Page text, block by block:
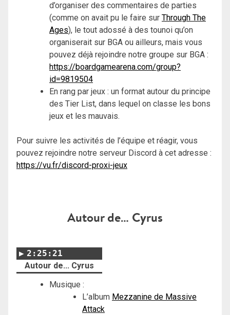
d’organiser des commentaires de parties
(comme on avait pu le faire sur Through The
Ages), le tout adossé à des tounoi qu’on
organiserait sur BGA ou ailleurs, mais vous
pouvez déjà rejoindre notre groupe sur BGA :
https://boardgamearena.com/group?
id=9819504
En rang par jeux : un format autour du principe
des Tier List, dans lequel on classe les bons
jeux et les mauvais.
Pour suivre les activités de l’équipe et réagir, vous
pouvez rejoindre notre serveur Discord à cet adresse :
https://vu.fr/discord-proxi-jeux
Autour de… Cyrus
2:25:21
Autour de... Cyrus
Musique :
L’album Mezzanine de Massive
Attack